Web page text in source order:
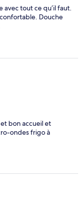
avec tout ce qu’il faut.
Douche
bon accueil et
ondes frigo à